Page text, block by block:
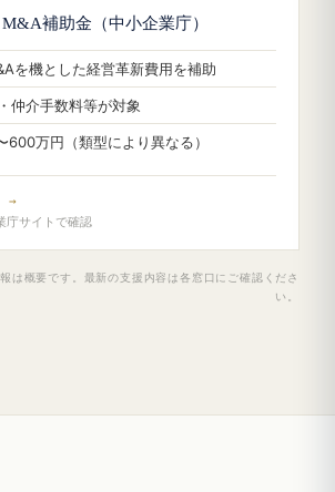
補助金（中小企業庁）
を機とした経営革新費用を補助
仲介手数料等が対象
600万円（類型により異なる）
→
庁サイトで確認
は概要です。最新の支援内容は各窓口にご確認くださ
い。